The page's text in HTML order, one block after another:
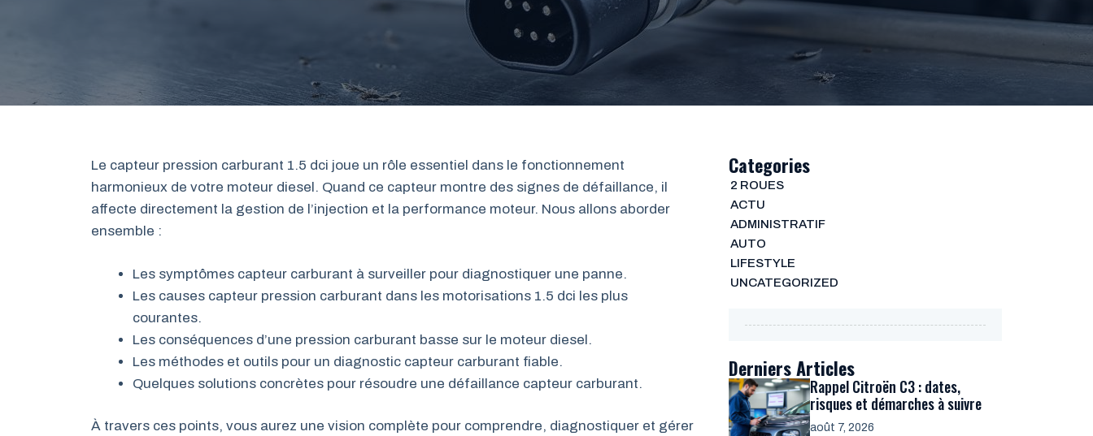
Le capteur pression carburant 1.5 dci joue un rôle essentiel dans le fonctionnement
harmonieux de votre moteur diesel. Quand ce capteur montre des signes de défaillance, il
affecte directement la gestion de l’injection et la performance moteur. Nous allons aborder
ensemble :
Les symptômes capteur carburant à surveiller pour diagnostiquer une panne.
Les causes capteur pression carburant dans les motorisations 1.5 dci les plus
courantes.
Les conséquences d’une pression carburant basse sur le moteur diesel.
Les méthodes et outils pour un diagnostic capteur carburant fiable.
Quelques solutions concrètes pour résoudre une défaillance capteur carburant.
À travers ces points, vous aurez une vision complète pour comprendre, diagnostiquer et gérer
Categories
2 ROUES
ACTU
ADMINISTRATIF
AUTO
LIFESTYLE
UNCATEGORIZED
Derniers Articles
Rappel Citroën C3 : dates,
risques et démarches à suivre
août 7, 2026